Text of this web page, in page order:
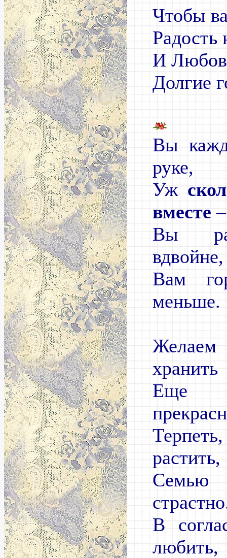
Чтобы
Радость
И
Долгие
Вы
руке,
Уж
вместе –
Вы
вдвойне,
Вам
меньше.
хранить
Еще
растить,
Семью
В
любить,